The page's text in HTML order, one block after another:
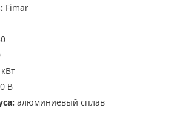
Fimar
В
алюминиевый сплав